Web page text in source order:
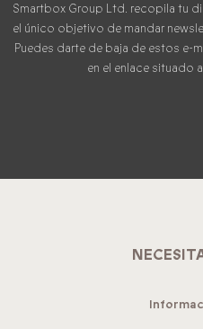
Smartbox Group Ltd. recopila tu
el único objetivo de mandar
Puedes darte de baja de estos e-
en el enlace situado